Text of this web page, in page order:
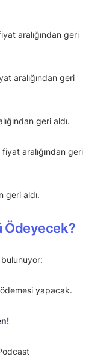
aralığından geri
aralığından geri
geri aldı.
aralığından geri
geri aldı.
Ödeyecek?
yapacak.